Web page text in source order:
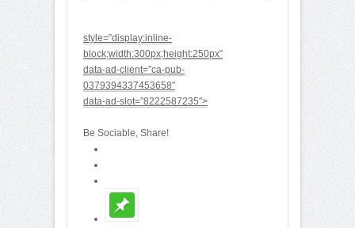
style=”display:inline-
block;width:300px;height:250px”
data-ad-client=”ca-pub-
0379394337453658″
data-ad-slot=”8222587235″>
Be Sociable, Share!